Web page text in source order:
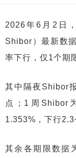
2026年6月2日
Shibor）最新数
率下行，仅1个期
其中隔夜Shibor
点；1周Shibor
1.353%，下行2.3
其余各期限数据